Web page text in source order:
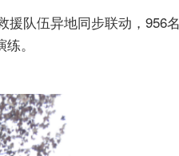
队伍异地同步联动，956
。